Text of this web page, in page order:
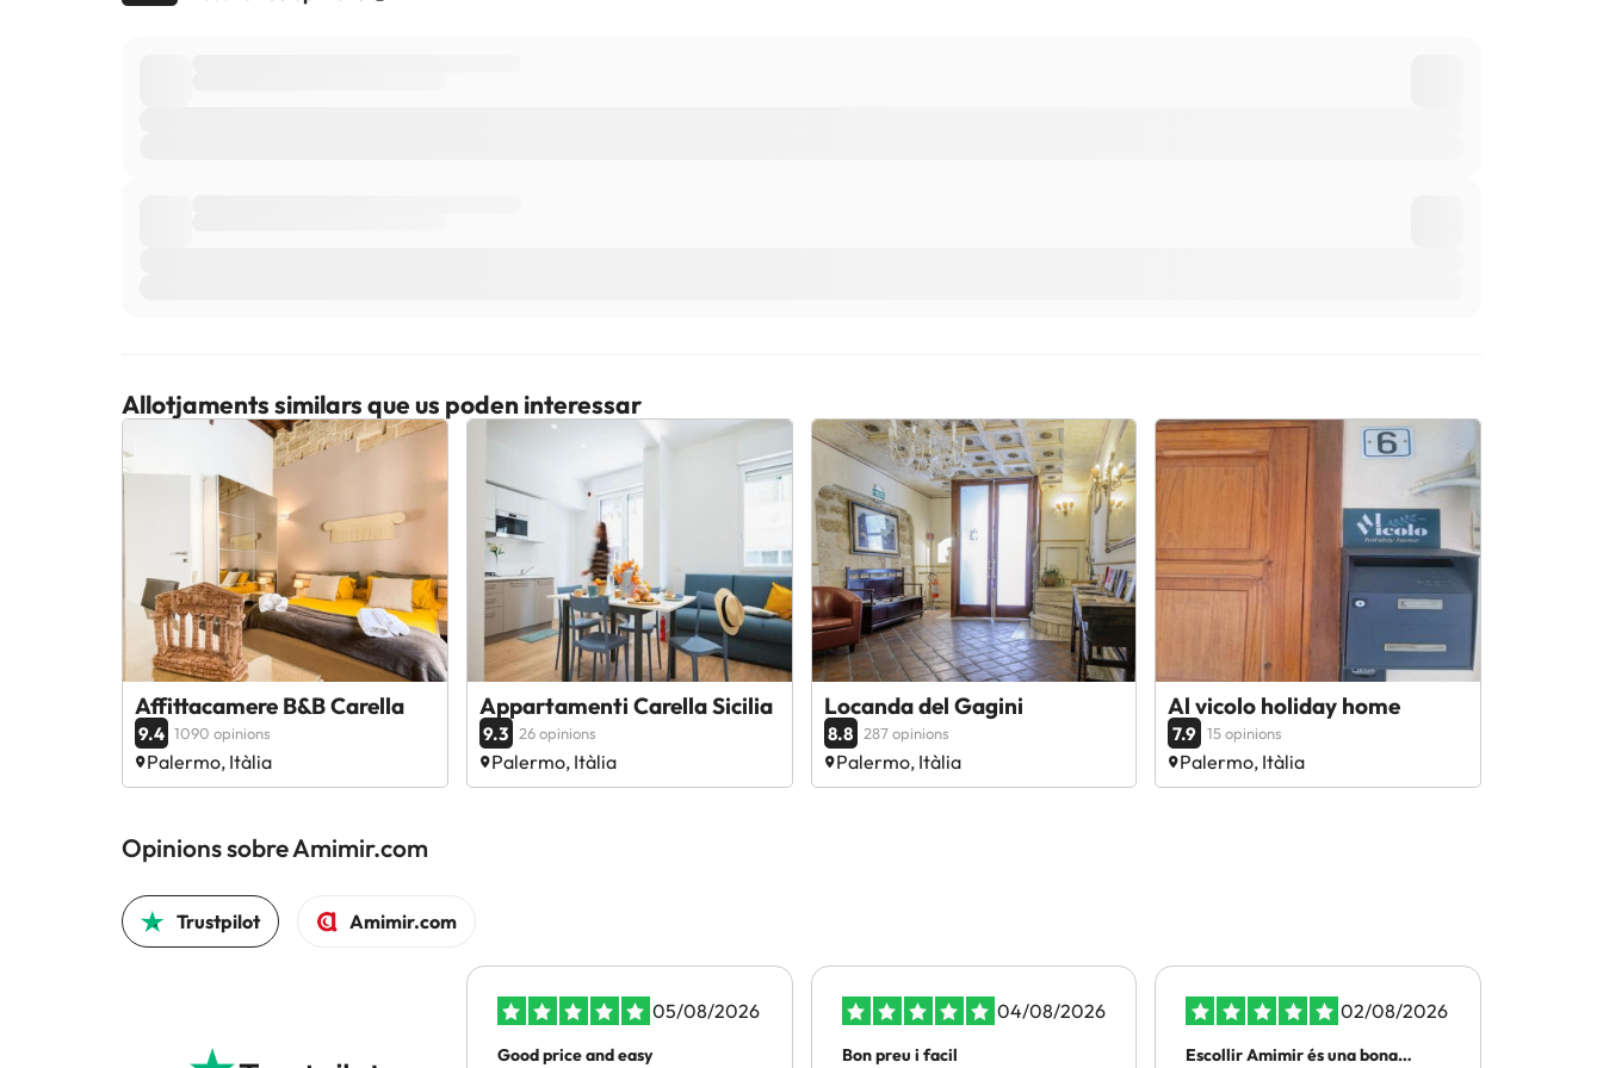
Allotjaments similars que us poden interessar
Affittacamere B&B Carella
9.4 1090 opinions
Palermo, Itàlia
Appartamenti Carella Sicilia
9.3 26 opinions
Palermo, Itàlia
Locanda del Gagini
8.8 287 opinions
Palermo, Itàlia
Al vicolo holiday home
7.9 15 opinions
Palermo, Itàlia
Opinions sobre Amimir.com
Trustpilot Amimir.com
05/08/2026
Good price and easy
04/08/2026
Bon preu i facil
02/08/2026
Escollir Amimir és una bona